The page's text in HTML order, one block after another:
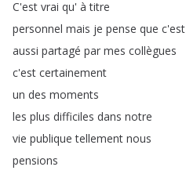
C'est vrai qu' à titre
personnel mais je pense que c'est
aussi partagé par mes collègues
c'est certainement
un des moments
les plus difficiles dans notre
vie publique tellement nous
pensions